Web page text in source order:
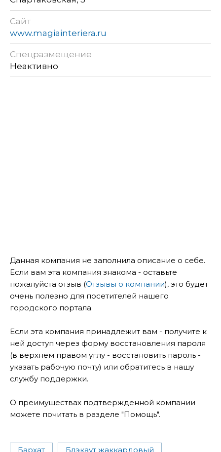
Сайт
www.magiainteriera.ru
Спецразмещение
Неактивно
Данная компания не заполнила описание о себе.
Если вам эта компания знакома - оставьте
пожалуйста отзыв (Отзывы о компании), это будет
очень полезно для посетителей нашего
городского портала.
Если эта компания принадлежит вам - получите к
ней доступ через форму восстановления пароля
(в верхнем правом углу - восстановить пароль -
указать рабочую почту) или обратитесь в нашу
службу поддержки.
О преимуществах подтвержденной компании
можете почитать в разделе "Помощь".
Бархат Блэкаут жаккардовый